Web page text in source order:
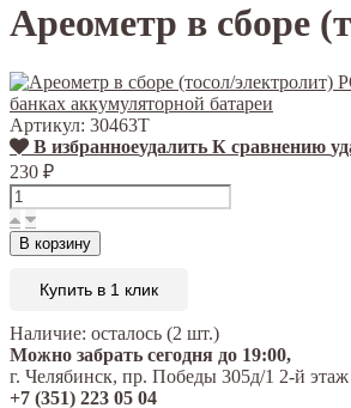
Ареометр в сборе
Артикул: 30463T
В избранноеудалить К сравнению
230 ₽
В корзину
Купить в 1 клик
Наличие: осталось (2 шт.)
Можно забрать сегодня до 19:00,
г. Челябинск, пр. Победы 305д/1 2-й этаж
+7 (351) 223 05 04